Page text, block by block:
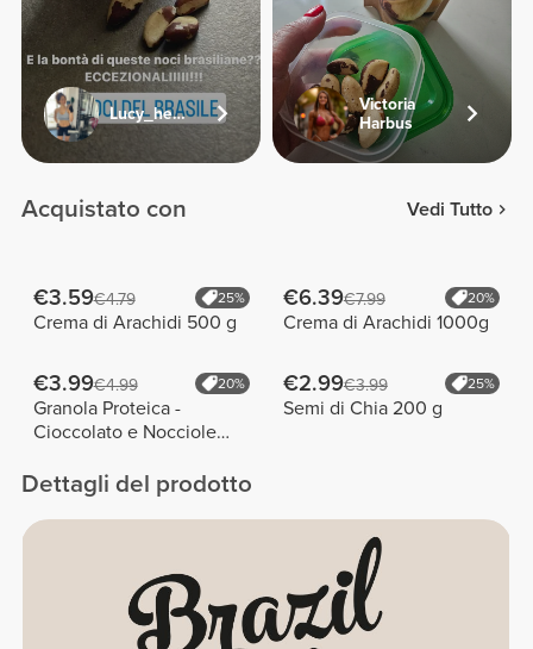
Lucy_healthyfitfood
Victoria
Harbus
Acquistato con Vedi Tutto
€3.59€4.79 25%
Crema di Arachidi 500 g
€6.39€7.99 20%
Crema di Arachidi 1000g
€3.99€4.99 20%
Granola Proteica -
Cioccolato e Nocciole
€2.99€3.99 25%
Semi di Chia 200 g
Dettagli del prodotto